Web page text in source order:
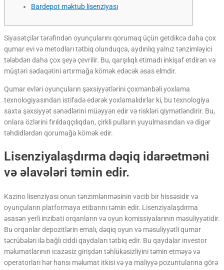
Bardepot məktub lisenziyası
Siyasətçilər tərəfindən oyunçularını qorumaq üçün getdikcə daha çox
qumar evi və metodları tətbiq olunduqca, aydınlıq yalnız tənzimləyici
tələbdən daha çox şeyə çevrilir. Bu, qarşılıqlı etimadı inkişaf etdirən və
müştəri sədaqətini artırmağa kömək edəcək əsas elmdir.
Qumar evləri oyunçuların şəxsiyyətlərini çoxmənbəli yoxlama
texnologiyasından istifadə edərək yoxlamalıdırlar ki, bu texnologiya
saxta şəxsiyyət sənədlərini müəyyən edir və riskləri qiymətləndirir. Bu,
onlara özlərini fırıldaqçılıqdan, çirkli pulların yuyulmasından və digər
təhdidlərdən qorumağa kömək edir.
Lisenziyalaşdırma dəqiq idarəetməni
və əlavələri təmin edir.
Kazino lisenziyası onun tənzimlənməsinin vacib bir hissəsidir və
oyunçuların platformaya etibarını təmin edir. Lisenziyalaşdırma
əsasən yerli inzibati orqanların və oyun komissiyalarının məsuliyyətidir.
Bu orqanlar depozitlərin emalı, dəqiq oyun və məsuliyyətli qumar
təcrübələri ilə bağlı ciddi qaydaları tətbiq edir. Bu qaydalar investor
məlumatlarının icazəsiz girişdən təhlükəsizliyini təmin etməyə və
operatorları hər hansı məlumat itkisi və ya maliyyə pozuntularına görə